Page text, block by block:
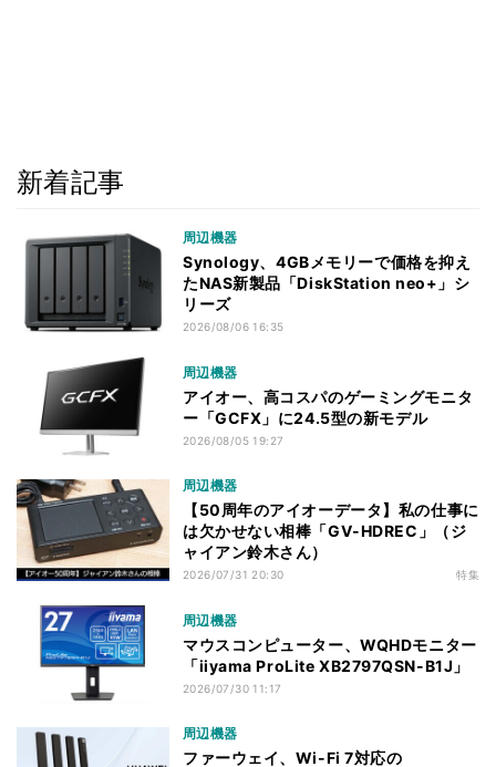
新着記事
周辺機器
Synology、4GBメモリーで価格を抑え
たNAS新製品「DiskStation neo+」シ
リーズ
2026/08/06 16:35
周辺機器
アイオー、高コスパのゲーミングモニタ
ー「GCFX」に24.5型の新モデル
2026/08/05 19:27
周辺機器
【50周年のアイオーデータ】私の仕事に
は欠かせない相棒「GV-HDREC」（ジ
ャイアン鈴木さん）
2026/07/31 20:30 特集
周辺機器
マウスコンピューター、WQHDモニター
「iiyama ProLite XB2797QSN-B1J」
2026/07/30 11:17
周辺機器
ファーウェイ、Wi-Fi 7対応の